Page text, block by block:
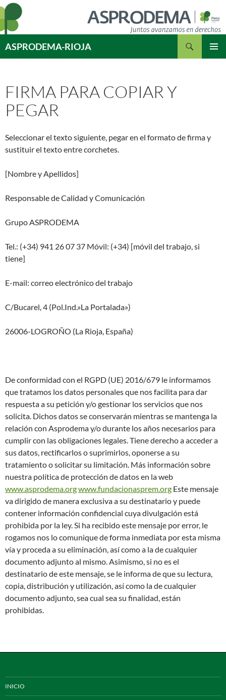
Saltar
al
contenido
ASPRODEMA-RIOJA
FIRMA PARA COPIAR Y
PEGAR
Seleccionar el texto siguiente, pegar en el formato de firma y
sustituir el texto entre corchetes.
[Nombre y Apellidos]
Responsable de Calidad y Comunicación
Grupo ASPRODEMA
Tel.: (+34) 941 26 07 37 Móvil: (+34) [móvil del trabajo, si
tiene]
E-mail: correo electrónico del trabajo
C/Bucarel, 4 (Pol.Ind.»La Portalada»)
26006-LOGROÑO (La Rioja, España)
De conformidad con el RGPD (UE) 2016/679 le informamos
que tratamos los datos personales que nos facilita para dar
respuesta a su petición y/o gestionar los servicios que nos
solicita. Dichos datos se conservarán mientras se mantenga la
relación con Asprodema y/o durante los años necesarios para
cumplir con las obligaciones legales. Tiene derecho a acceder a
sus datos, rectificarlos o suprimirlos, oponerse a su
tratamiento o solicitar su limitación. Más información sobre
nuestra política de protección de datos en la web
www.asprodema.orgwww.fundacionasprem.org Este mensaje
va dirigido de manera exclusiva a su destinatario y puede
contener información confidencial cuya divulgación está
prohibida por la ley. Si ha recibido este mensaje por error, le
rogamos nos lo comunique de forma inmediata por esta misma
vía y proceda a su eliminación, así como a la de cualquier
documento adjunto al mismo. Asimismo, si no es el
destinatario de este mensaje, se le informa de que su lectura,
copia, distribución y utilización, así como la de cualquier
documento adjunto, sea cual sea su finalidad, están
prohibidas.
INICIO